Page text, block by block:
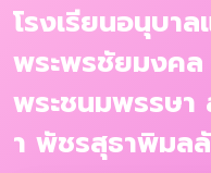
โรงเรียนอนุบา
พระพรชัยมงคล
พระชนมพรรษา
า พัชรสุธาพิมล